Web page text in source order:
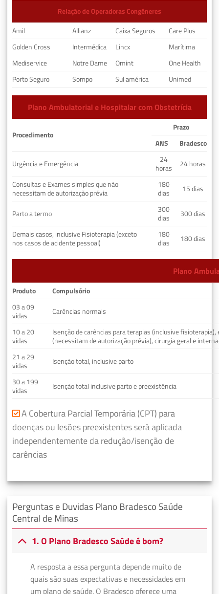
Relação de Operadoras Congêneres
Amil
Allianz Caixa Seguros
Care Plus
Golden Cross
Intermédica Lincx
Marítima
Mediservice
Notre Dame Omint
One Health
Porto Seguro
Sompo Sul américa Unimed
Plano Ambulatorial e Hospitalar com Obstetrícia
Procedimento
Prazo
ANS
Bradesco
Urgência e Emergência
24
horas
24 horas
Consultas e Exames simples que não
necessitam de autorização prévia
180
dias
15 dias
Parto a termo
300
dias
300 dias
Demais casos, inclusive Fisioterapia (exceto
nos casos de acidente pessoal)
180
dias
180 dias
Plano
Produto
Compulsório
03 a 09
vidas
Carências normais
10 a 20
vidas
Isenção de carências para terapias (inclusive fisioterapia),
(necessitam de autorização prévia), cirurgia geral e
21 a 29
vidas
Isenção total, inclusive parto
30 a 199
vidas
Isenção total inclusive parto e preexistência
A Cobertura Parcial Temporária (CPT) para
doenças ou lesões preexistentes será aplicada
independentemente da redução/isenção de
carências
Perguntas e Duvidas Plano Bradesco Saúde
Central de Minas
1. O Plano Bradesco Saúde é bom?
A resposta a essa pergunta depende muito de
quais são suas expectativas e necessidades em
um plano de saúde. O Bradesco oferece uma